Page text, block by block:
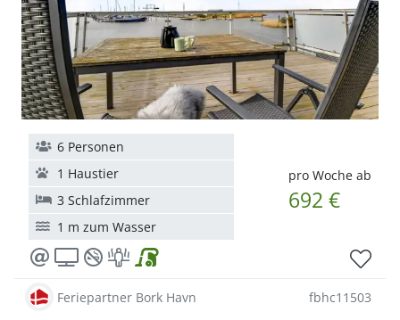
pro Woche ab
692 €
6 Personen
1 Haustier
3 Schlafzimmer
1 m zum Wasser
Feriepartner Bork Havn fbhc11503